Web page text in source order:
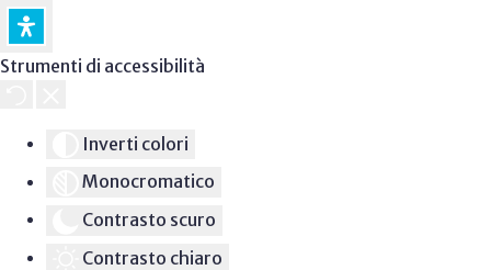
Strumenti di accessibilità
Inverti colori
Monocromatico
Contrasto scuro
Contrasto chiaro